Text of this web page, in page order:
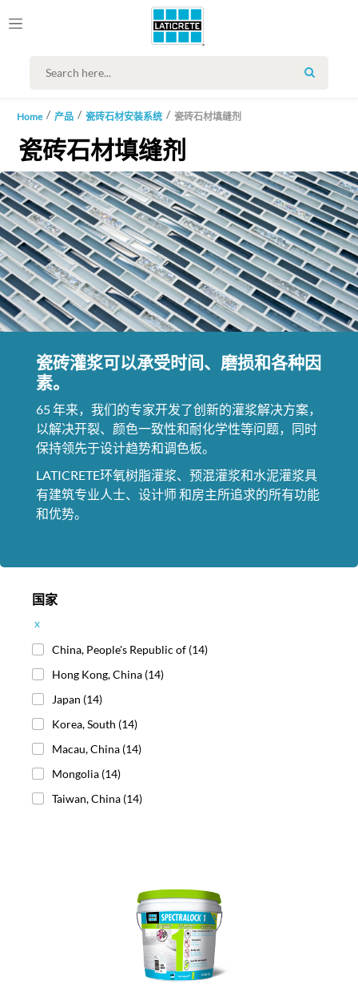
SEARCH
Home 产品 瓷砖石材安装系统 瓷砖石材填缝剂
瓷砖石材填缝剂
瓷砖灌浆可以承受时间、磨损和各种因
素。
65 年来，我们的专家开发了创新的灌浆解决方案，
以解决开裂、颜色一致性和耐化学性等问题，同时
保持领先于设计趋势和调色板。
LATICRETE环氧树脂灌浆、预混灌浆和水泥灌浆具
有建筑专业人士、设计师 和房主所追求的所有功能
和优势。
国家
x
China, People's Republic of (14)
Hong Kong, China (14)
Japan (14)
Korea, South (14)
Macau, China (14)
Mongolia (14)
Taiwan, China (14)